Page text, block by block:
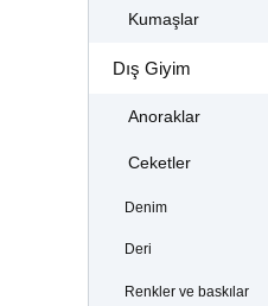
Kumaşlar
Dış Giyim
Anoraklar
Ceketler
Denim
Deri
Renkler ve baskılar